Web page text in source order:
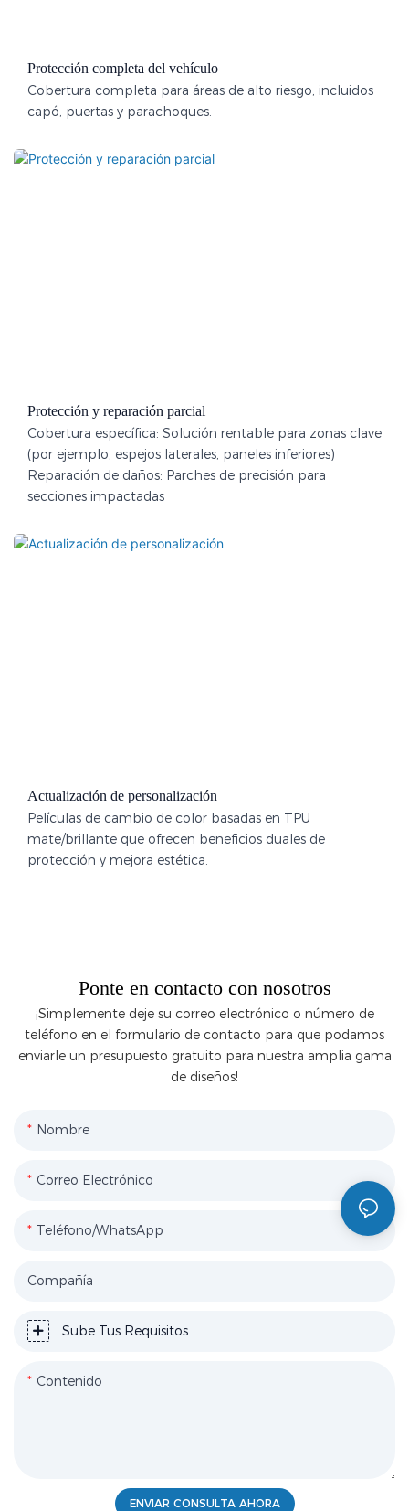
Protección completa del vehículo
Cobertura completa para áreas de alto riesgo, incluidos
capó, puertas y parachoques.
Protección y reparación parcial
Cobertura específica: Solución rentable para zonas clave
(por ejemplo, espejos laterales, paneles inferiores)
Reparación de daños: Parches de precisión para
secciones impactadas
Actualización de personalización
Películas de cambio de color basadas en TPU
mate/brillante que ofrecen beneficios duales de
protección y mejora estética.
Ponte en contacto con nosotros
¡Simplemente deje su correo electrónico o número de
teléfono en el formulario de contacto para que podamos
enviarle un presupuesto gratuito para nuestra amplia gama
de diseños!
Nombre
Correo Electrónico
Teléfono/WhatsApp
Compañía
Sube Tus Requisitos
Contenido
ENVIAR CONSULTA AHORA